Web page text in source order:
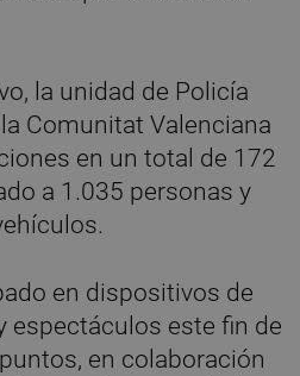
la unidad de Policía
Comunitat Valenciana
en un total de 172
a 1.035 personas y
en dispositivos de
espectáculos este fin de
en colaboración